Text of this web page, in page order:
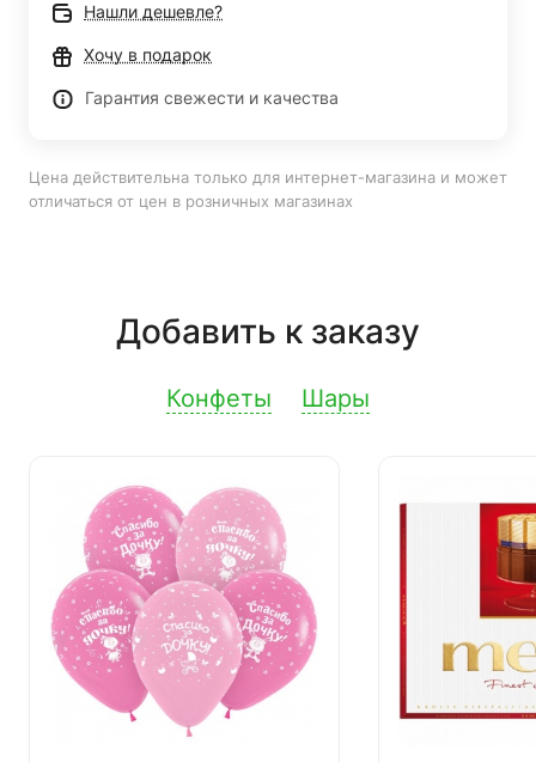
Нашли дешевле?
Хочу в подарок
Гарантия свежести и качества
Цена действительна только для интернет-магазина и может
отличаться от цен в розничных магазинах
Добавить к заказу
Конфеты Шары